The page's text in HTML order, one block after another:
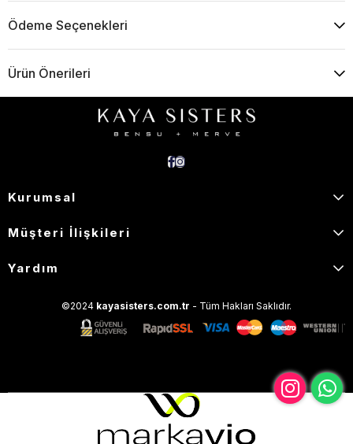
Ödeme Seçenekleri
Ürün Önerileri
Kurumsal
Müşteri İlişkileri
Yardım
©2024 kayasisters.com.tr - Tüm Hakları Saklıdır.